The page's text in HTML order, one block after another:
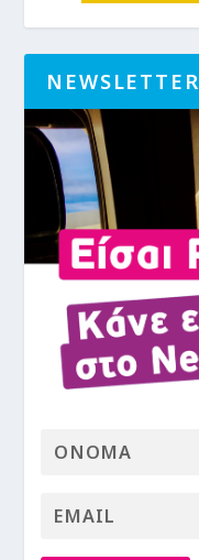
NEWSLETTER